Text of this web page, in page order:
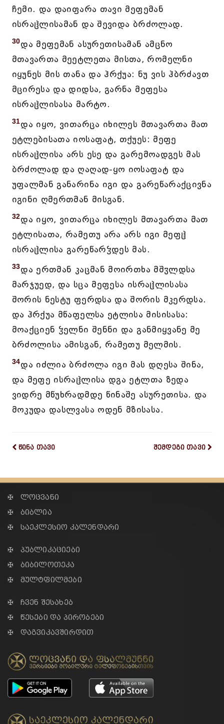
ჩემი. და დაიფარა თავი მეფემან
ისრაჱლისამან და შევიდა ბრძოლად.
30და მეფემან ასურეთისამან ამცნო
მთავართა მეეტლეთა მისთა, რომელნი
იყუნეს მის თანა და ჰრქუა: ნუ ვის ჰბრძავთ
მცირესა და დიდსა, გარნა მეფესა
ისრაჱლისასა მარტო.
31და იყო, ვითარცა იხილეს მთავართა მათ
ეტლებისათა იოსაფატ, თქუეს: მეფე
ისრაჱლისა არს ესე და გარემოადგეს მას
ბრძოლად და ღაღად-ყო იოსაფატ და
უფალმან განარინა იგი და გარეწარაქცივნა
იგინი ღმერთმან მისგან.
32და იყო, ვითარცა იხილეს მთავართა მათ
ეტლისათა, რამეთუ არა არს იგი მეფჱ
ისრაჱლისა გარეწარჴდეს მას.
33და ერთმან კაცმან მოირთხა მშჳლდსა
მარჯუედ, და სცა მეფესა ისრაჱლისასა
შორის ნესტუ ფერდსა და შორის მკერდსა.
და ჰრქუა მწაფელსა ეტლისა მისისასა:
მოაქციენ ჴელნი შენნი და განმიყვანე მე
ბრძოლისა ამისგან, რამეთუ მელმის.
34და იძლია ბრძოლა იგი მას დღესა შინა,
და მეფე ისრაჱლისა დგა ეტლთა ზედა
ვიდრე მწუხრადმდე წინაშე ასურეთისა. და
მოკუდა დასლვასა ოდენ მზისასა.
წინა თავი შემდეგი თავი
✠ ლოცვანი
✠ ბიბლია
✠ საეკლესიო კალენდარი
✠ პუბლიკაციები
✠ ბიბილოთეკა
✠ მულტფილმები
✠ ჩვენ შესახებ
✠ წესები და პირობები
✠ დაგვიკავშირდით